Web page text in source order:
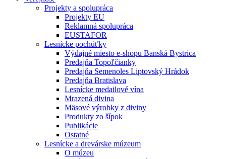
Projekty a spolupráca
Projekty EU
Reklamná spolupráca
EUSTAFOR
Lesnícke pochúťky
Výdajné miesto e-shopu Banská Bystrica
Predajňa Topoľčianky
Predajňa Semenoles Liptovský Hrádok
Predajňa Bratislava
Lesnícke medailové vína
Mrazená divina
Mäsové výrobky z diviny
Produkty zo šípok
Publikácie
Ostatné
Lesnícke a drevárske múzeum
O múzeu